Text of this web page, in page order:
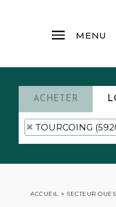
MENU
ACHETER
TOURCOING
ACCUEIL > SECTEUR